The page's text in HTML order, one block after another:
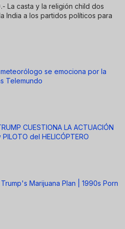
La casta y la religión child dos
India a los partidos políticos para
se emociona por la
Telemundo
CUESTIONA LA ACTUACIÓN
del HELICÓPTERO
Marijuana Plan | 1990s Porn